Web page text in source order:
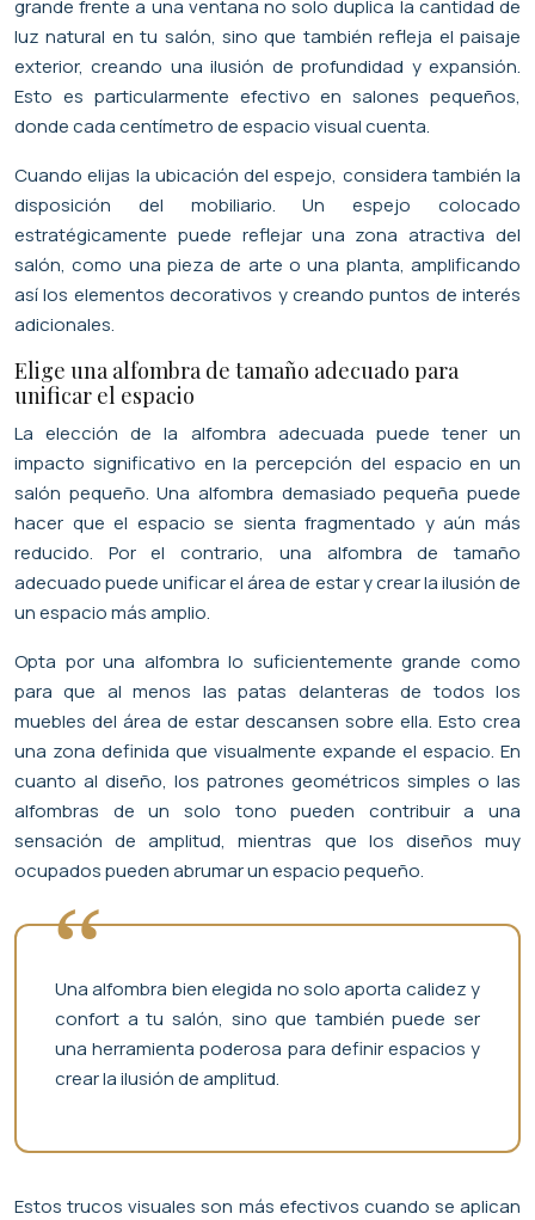
grande frente a una ventana no solo duplica la cantidad de
luz natural en tu salón, sino que también refleja el paisaje
exterior, creando una ilusión de profundidad y expansión.
Esto es particularmente efectivo en salones pequeños,
donde cada centímetro de espacio visual cuenta.
Cuando elijas la ubicación del espejo, considera también la
disposición del mobiliario. Un espejo colocado
estratégicamente puede reflejar una zona atractiva del
salón, como una pieza de arte o una planta, amplificando
así los elementos decorativos y creando puntos de interés
adicionales.
Elige una alfombra de tamaño adecuado para
unificar el espacio
La elección de la alfombra adecuada puede tener un
impacto significativo en la percepción del espacio en un
salón pequeño. Una alfombra demasiado pequeña puede
hacer que el espacio se sienta fragmentado y aún más
reducido. Por el contrario, una alfombra de tamaño
adecuado puede unificar el área de estar y crear la ilusión de
un espacio más amplio.
Opta por una alfombra lo suficientemente grande como
para que al menos las patas delanteras de todos los
muebles del área de estar descansen sobre ella. Esto crea
una zona definida que visualmente expande el espacio. En
cuanto al diseño, los patrones geométricos simples o las
alfombras de un solo tono pueden contribuir a una
sensación de amplitud, mientras que los diseños muy
ocupados pueden abrumar un espacio pequeño.
Una alfombra bien elegida no solo aporta calidez y
confort a tu salón, sino que también puede ser
una herramienta poderosa para definir espacios y
crear la ilusión de amplitud.
Estos trucos visuales son más efectivos cuando se aplican